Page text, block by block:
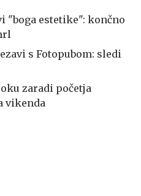
"boga estetike": končno
s Fotopubom: sledi
zaradi početja
vikenda